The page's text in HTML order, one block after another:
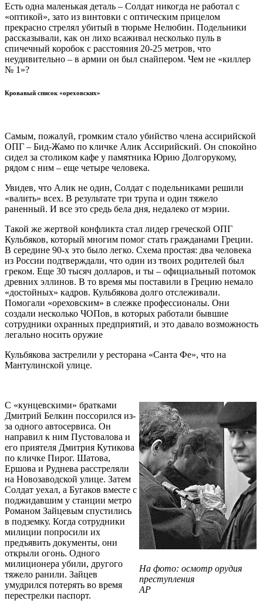
Есть одна маленькая деталь – Солдат никогда не работал с
«оптикой», зато из винтовки с оптическим прицелом
прекрасно стрелял убитый в тюрьме Нелюбин. Подельники
рассказывали, как он лихо всаживал несколько пуль в
спичечный коробок с расстояния 20-25 метров, что
неудивительно – в армии он был снайпером. Чем не «киллер
№ 1»?
Кровавый список «ореховских»
Самым, пожалуй, громким стало убийство члена ассирийской
ОПГ – Бид-Жамо по кличке Алик Ассирийский. Он спокойно
сидел за столиком кафе у памятника Юрию Долгорукому,
рядом с ним – еще четыре человека.
Увидев, что Алик не один, Солдат с подельниками решили
«валить» всех. В результате три трупа и один тяжело
раненный. И все это средь бела дня, недалеко от мэрии.
Такой же жертвой конфликта стал лидер греческой ОПГ
Кульбяков, который многим помог стать гражданами Греции.
В середине 90-х это было легко. Схема простая: два человека
из России подтверждали, что один из твоих родителей был
греком. Еще 30 тысяч долларов, и ты – официальный потомок
древних эллинов. В то время мы поставили в Грецию немало
«достойных» кадров. Кульбякова долго отслеживали.
Помогали «ореховским» в слежке профессионалы. Они
создали несколько ЧОПов, в которых работали бывшие
сотрудники охранных предприятий, и это давало возможность
легально носить оружие
Кульбякова застрелили у ресторана «Санта Фе», что на
Мантулинской улице.
На фото: осмотр орудия
преступления
АР
С «кунцевскими» братками
Дмитрий Белкин поссорился из-
за одного автосервиса. Он
направил к ним Пустовалова и
его приятеля Дмитрия Кутикова
по кличке Пирог. Шатова,
Ершова и Руднева расстреляли
на Новозаводской улице. Затем
Солдат уехал, а Бугаков вместе с
поджидавшим у станции метро
Романом Зайцевым спустились
в подземку. Когда сотрудники
милиции попросили их
предъявить документы, они
открыли огонь. Одного
милиционера убили, другого
тяжело ранили. Зайцев
умудрился потерять во время
перестрелки паспорт.